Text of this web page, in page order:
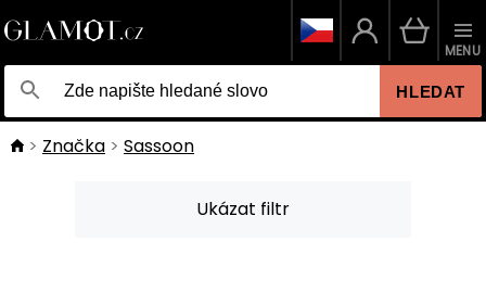
HLEDAT
MENU
Značka Sassoon
Ukázat filtr